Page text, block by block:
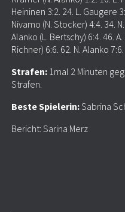
Heininen 3:2. 24. L. Gaugere
Nivamo (N. Stocker) 4:4. 34.
Alanko (L. Bertschy) 6:4. 46.
Richner) 6:6. 62. N. Alanko 7:6.
Strafen:1mal 2 Minuten
Strafen.
Beste Spielerin:Sabrina
Bericht: Sarina Merz